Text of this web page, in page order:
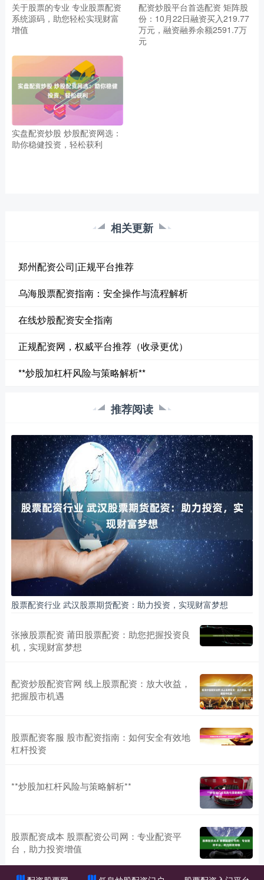
关于股票的专业 专业股票配资
系统源码，助您轻松实现财富
增值
配资炒股平台首选配资 矩阵股
份：10月22日融资买入219.77
万元，融资融券余额2591.7万
元
实盘配资炒股 炒股配资网选：
助你稳健投资，轻松获利
相关更新
郑州配资公司|正规平台推荐
乌海股票配资指南：安全操作与流程解析
在线炒股配资安全指南
正规配资网，权威平台推荐（收录更优）
**炒股加杠杆风险与策略解析**
推荐阅读
股票配资行业 武汉股票期货配资：助力投资，实现财富梦想
张掖股票配资 莆田股票配资：助您把握投资良
机，实现财富梦想
配资炒股配资官网 线上股票配资：放大收益，
把握股市机遇
股票配资客服 股市配资指南：如何安全有效地
杠杆投资
**炒股加杠杆风险与策略解析**
股票配资成本 股票配资公司网：专业配资平
台，助力投资增值